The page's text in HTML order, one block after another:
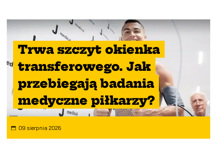
Trwa szczyt okienka
transferowego. Jak
przebiegają badania
medyczne piłkarzy?
09 sierpnia 2026